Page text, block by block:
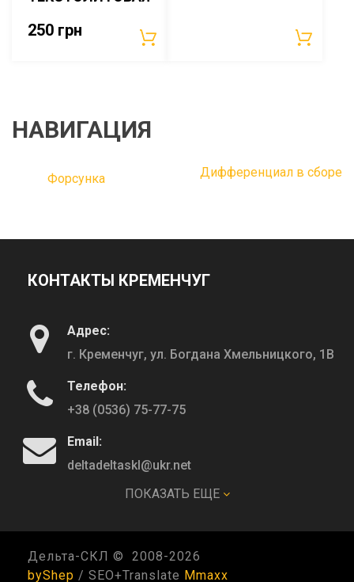
250 грн
НАВИГАЦИЯ
Форсунка Дифференциал в сборе
КОНТАКТЫ КРЕМЕНЧУГ
Адрес:
г. Кременчуг, ул. Богдана Хмельницкого, 1В
Телефон:
+38 (0536) 75-77-75
Email:
deltadeltaskl@ukr.net
Адрес:
ПОКАЗАТЬ ЕЩЕ
Дельта-СКЛ © 2008-2026
byShep / SEO+Translate Mmaxx